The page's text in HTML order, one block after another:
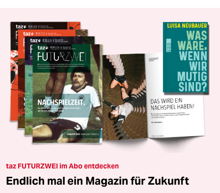
taz FUTURZWEI im Abo entdecken
Endlich mal ein Magazin für Zukunft